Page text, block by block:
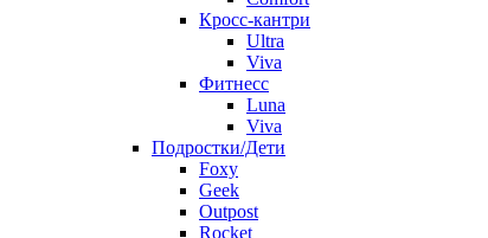
Кросс-кантри
Ultra
Viva
Фитнесс
Luna
Viva
Подростки/Дети
Foxy
Geek
Outpost
Rocket